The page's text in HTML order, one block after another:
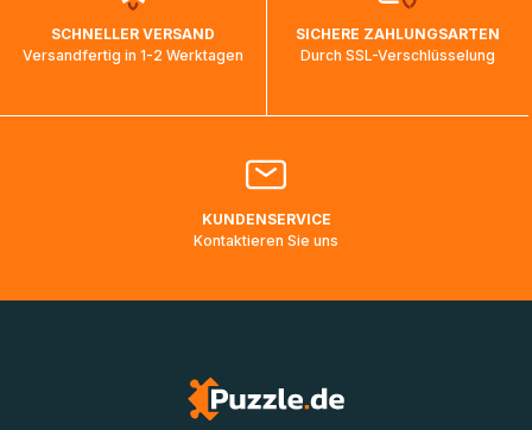
ankommen und von der dortigen Zustellorganisation weiter
bearbeitet werden.
Bitte kontaktieren Sie denKundenservicefalls Ihr Paket
Lieferadressen in Deutschland oder Europa mehrere Tage
SCHNELLER VERSAND
Versandfertig in 1-2 Werktagen
SICHERE ZAHLUNGSARTEN
Durch SSL-Verschlüsselung
KUNDENSERVICE
Kontaktieren Sie uns